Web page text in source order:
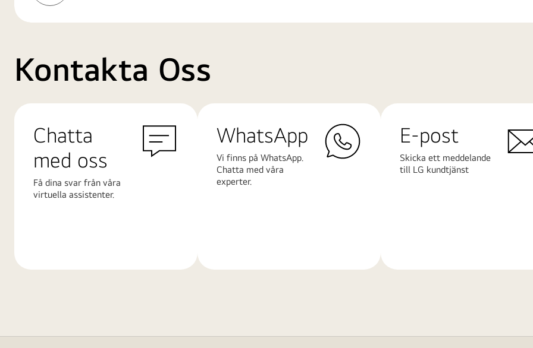
Kontakta Oss
Chatta
med oss
Få dina svar från våra
virtuella assistenter.
WhatsApp
Vi finns på WhatsApp.
Chatta med våra
experter.
E-post
Skicka ett meddelande
till LG kundtjänst